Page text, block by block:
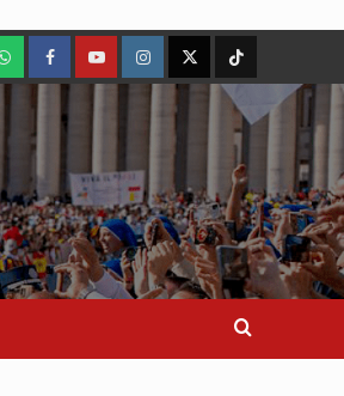
WhatsAppFacebookYoutubeInstagram
X TikTok